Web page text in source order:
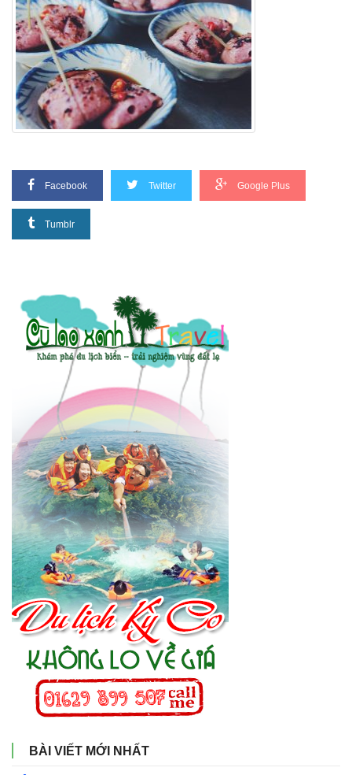
Facebook Twitter Google Plus
Tumblr
BÀI VIẾT MỚI NHẤT